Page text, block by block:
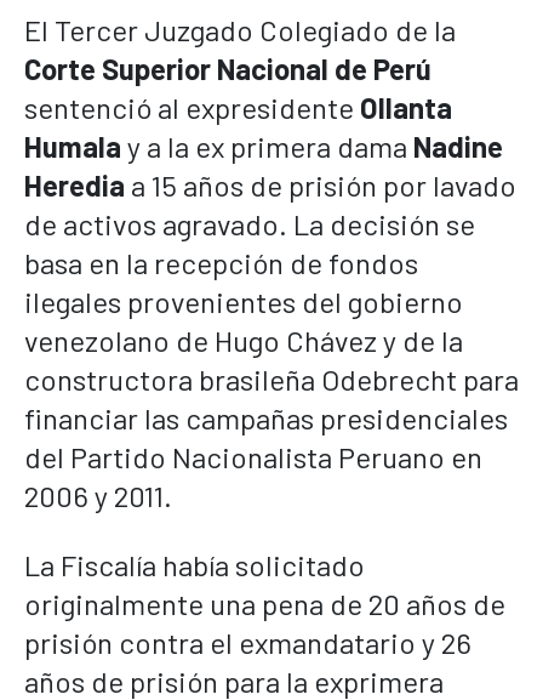
El Tercer Juzgado Colegiado de la
Corte Superior Nacional de Perú
sentenció al expresidente Ollanta
Humala y a la ex primera dama Nadine
Heredia a 15 años de prisión por lavado
de activos agravado. La decisión se
basa en la recepción de fondos
ilegales provenientes del gobierno
venezolano de Hugo Chávez y de la
constructora brasileña Odebrecht para
financiar las campañas presidenciales
del Partido Nacionalista Peruano en
2006 y 2011.
La Fiscalía había solicitado
originalmente una pena de 20 años de
prisión contra el exmandatario y 26
años de prisión para la exprimera